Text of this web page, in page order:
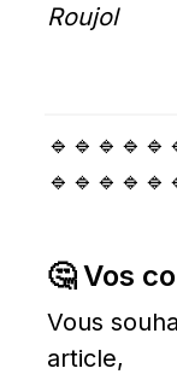
Roujol
🤔 Vos
Vous
article,